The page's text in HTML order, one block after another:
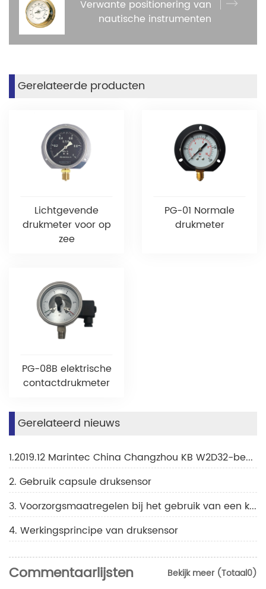
Verwante positionering van
nautische instrumenten
Gerelateerde producten
Lichtgevende
drukmeter voor op
zee
PG-01 Normale
drukmeter
PG-08B elektrische
contactdrukmeter
Gerelateerd nieuws
1.2019.12 Marintec China Changzhou KB W2D32-beurs
2. Gebruik capsule druksensor
3. Voorzorgsmaatregelen bij het gebruik van een koelmanometer
4. Werkingsprincipe van druksensor
Bekijk meer (Totaal0)
Commentaarlijsten